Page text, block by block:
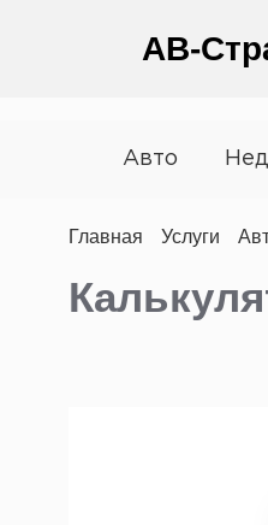
АВ-
Авто
Главная Услуги